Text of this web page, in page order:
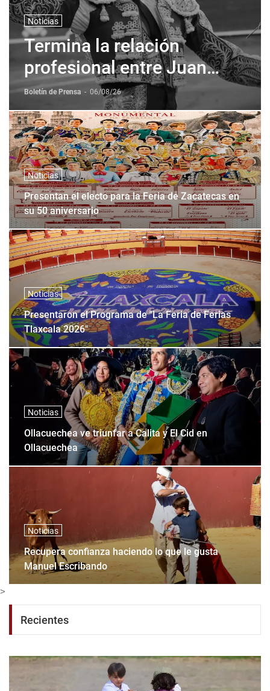
Noticias
Termina la relación
profesional entre Juan
Pablo Sanchez y Corona +
Corona
Boletín de Prensa - 06/08/26
Noticias
Presentan el electo para la Feria de Zacatecas en
su 50 aniversario
Noticias
Presentaron el Programa de "La Feria de Ferias
Tlaxcala 2026"
Noticias
Ollacuechea ve triunfar a Calita y El Cid en
Ollacuechea
Noticias
Recupera confianza haciendo lo que le gusta
Manuel Escribando
>
Recientes